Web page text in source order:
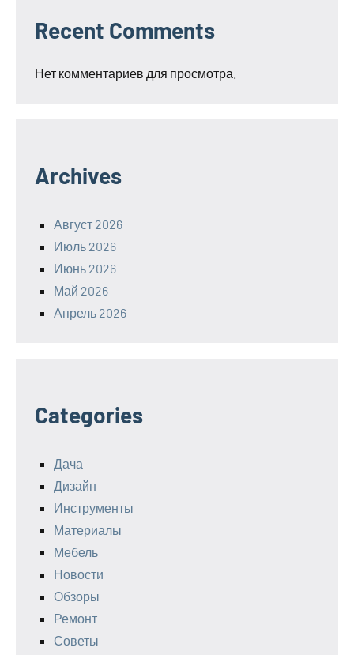
Recent Comments
Нет комментариев для просмотра.
Archives
Август 2026
Июль 2026
Июнь 2026
Май 2026
Апрель 2026
Categories
Дача
Дизайн
Инструменты
Материалы
Мебель
Новости
Обзоры
Ремонт
Советы